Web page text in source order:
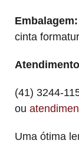
Embalagem:
cinta
(41) 3244-
ou
Uma ótima